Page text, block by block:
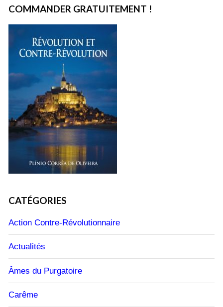
COMMANDER GRATUITEMENT !
CATÉGORIES
Action Contre-Révolutionnaire
Actualités
Âmes du Purgatoire
Carême